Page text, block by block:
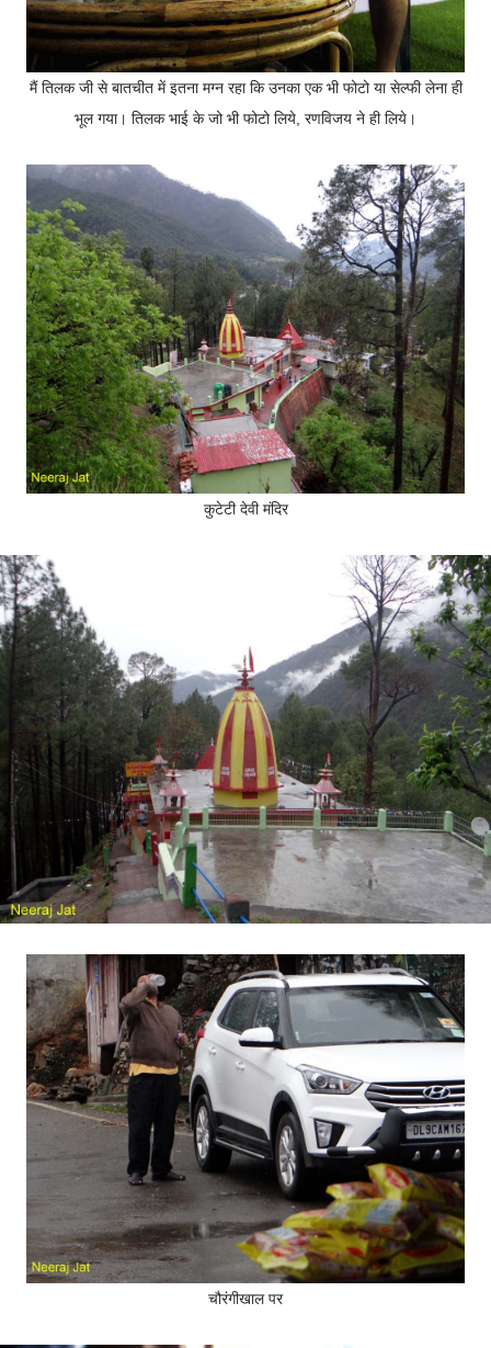
मैं तिलक जी से बातचीत में इतना मग्न रहा कि उनका एक भी फोटो या सेल्फी लेना ही
भूल गया। तिलक भाई के जो भी फोटो लिये, रणविजय ने ही लिये।
कुटेटी देवी मंदिर
चौरंगीखाल पर